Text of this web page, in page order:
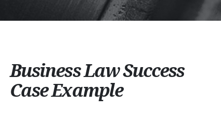
Business Law Success
Case Example